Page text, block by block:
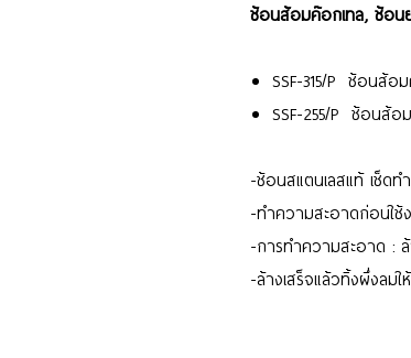
ช้อนส้อมค๊อกเทล, ช้อนย
SSF-315/P ช้อนส้อ
SSF-255/P ช้อนส้อ
-ช้อนสแตนเลสแท้ เช็ด
-ทำความสะอาดก่อนใ
-การทำความสะอาด :
-ล้างเสร็จแล้วทิ้งผึ่งลม